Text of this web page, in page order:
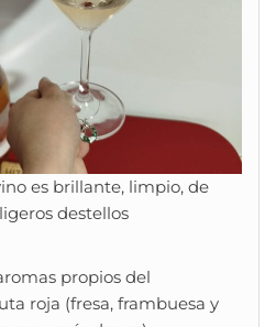
es brillante, limpio, de
destellos
propios del
roja (fresa, frambuesa y